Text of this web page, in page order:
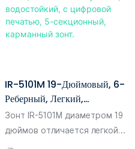
Простая система ручного
открывания и закрывания
обеспечивает удобство
его идеальным
повседневным аксессуаром
как в дождь, так и в
солнечную погоду.
прочности и долговечности.
Прочная ветрозащитная
конструкция из
ветра. Компактный и легкий,
этот зонт премиум-класса
открывается с помощью
двухслойной молнии, что
IR-5101M 19-Дюймовый, 6-
Реберный, Легкий,
Миниатюрный,
Портативный, С Защитой От
Зонт IR-5101M диаметром 19
дюймов отличается легкой